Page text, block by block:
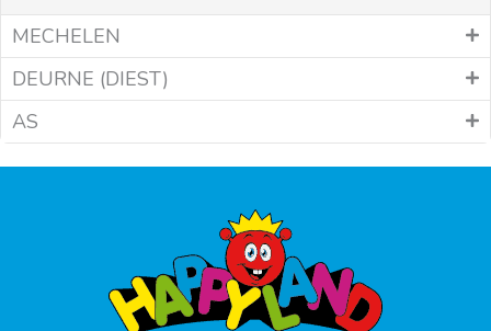
MECHELEN
DEURNE (DIEST)
AS